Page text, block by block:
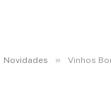
Novidades » Vinhos Borges